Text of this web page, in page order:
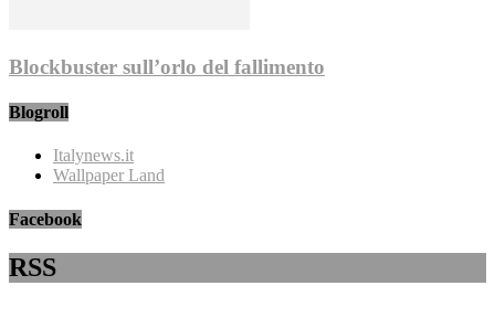
Blockbuster sull’orlo del fallimento
Blogroll
Italynews.it
Wallpaper Land
Facebook
RSS